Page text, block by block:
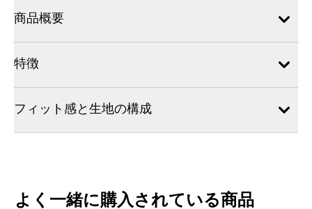
商品概要
特徴
フィット感と生地の構成
よく一緒に購入されている商品